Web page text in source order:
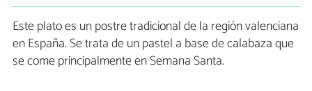
Este plato es un postre tradicional de la región valenciana
en España. Se trata de un pastel a base de calabaza que
se come principalmente en Semana Santa.